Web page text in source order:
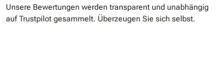
Unsere Bewertungen werden transparent und unabhängig
auf Trustpilot gesammelt. Überzeugen Sie sich selbst.